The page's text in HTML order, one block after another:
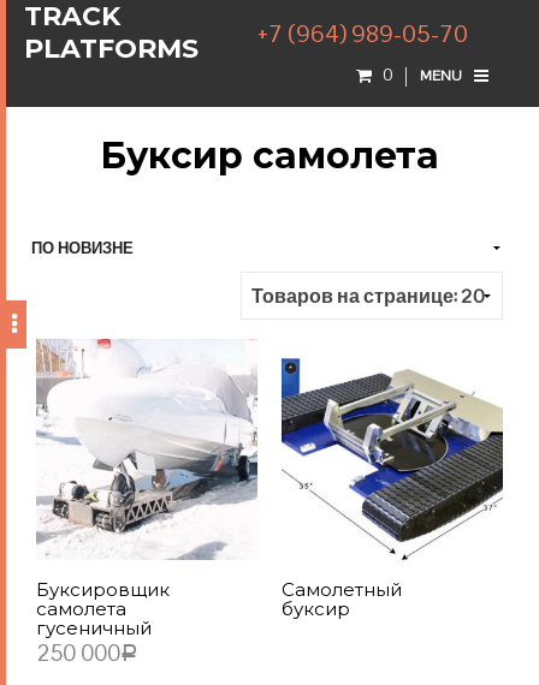
TRACK
PLATFORMS
+7 (964) 989-05-70
0 MENU
Буксир самолета
Буксировщик
самолета
гусеничный
250 000Р
Самолетный
буксир